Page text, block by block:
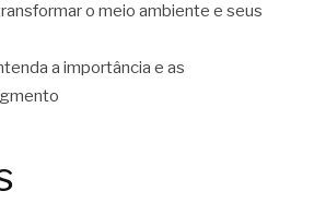
o meio ambiente e seus
a importância e as